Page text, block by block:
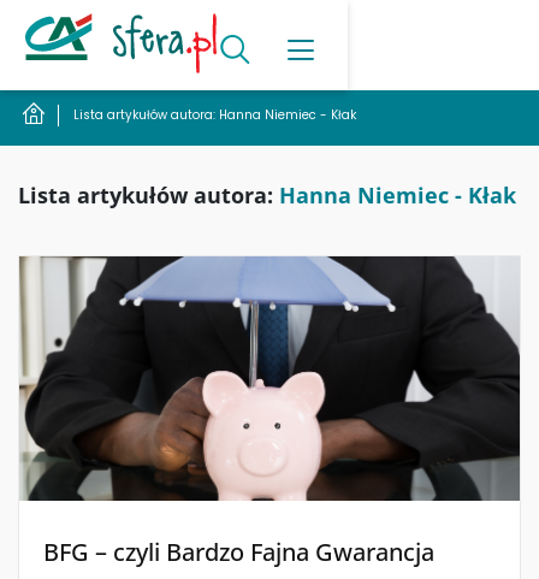
Lista artykułów autora: Hanna Niemiec - Kłak
Lista artykułów autora: Hanna Niemiec - Kłak
BFG – czyli Bardzo Fajna Gwarancja